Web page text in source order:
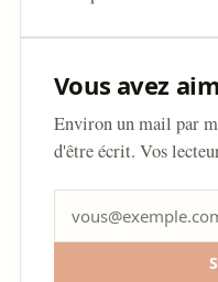
Vous avez
Environ un mail par
d'être écrit. Vos